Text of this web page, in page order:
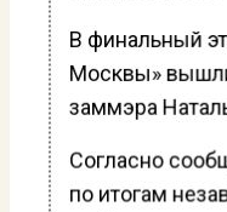
В финальный
Москвы»
заммэра
Согласно
по итогам